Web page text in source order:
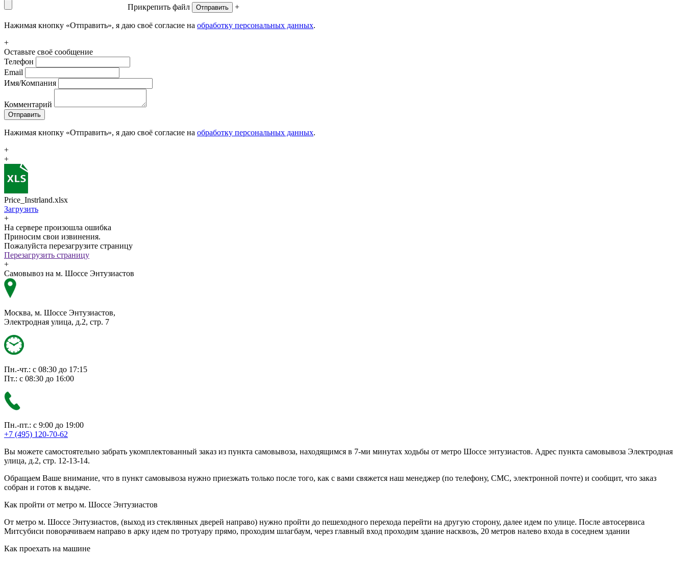
Прикрепить файл
Отправить +
Нажимая кнопку «Отправить», я даю своё согласие на обработку персональных данных.
+
Оставьте своё сообщение
Телефон
Email
Имя/Компания
Комментарий
Отправить
Нажимая кнопку «Отправить», я даю своё согласие на обработку персональных данных.
+
+
Price_Instrland.xlsx
Загрузить
+
На сервере произошла ошибка
Приносим свои извинения.
Пожалуйста перезагрузите страницу
Перезагрузить страницу
+
Самовывоз на м. Шоссе Энтузиастов
Москва, м. Шоссе Энтузиастов,
Электродная улица, д.2, стр. 7
Пн.-чт.: с 08:30 до 17:15
Пт.: с 08:30 до 16:00
Пн.-пт.: с 9:00 до 19:00
+7 (495) 120-70-62
Вы можете самостоятельно забрать укомплектованный заказ из пункта самовывоза, находящимся в 7-ми минутах ходьбы от метро Шоссе энтузиастов. Адрес пункта самовывоза Электродная
улица, д.2, стр. 12-13-14.
Обращаем Ваше внимание, что в пункт самовывоза нужно приезжать только после того, как с вами свяжется наш менеджер (по телефону, СМС, электронной почте) и сообщит, что заказ
собран и готов к выдаче.
Как пройти от метро м. Шоссе Энтузиастов
От метро м. Шоссе Энтузиастов, (выход из стеклянных дверей направо) нужно пройти до пешеходного перехода перейти на другую сторону, далее идем по улице. После автосервиса
Митсубиси поворачиваем направо в арку идем по тротуару прямо, проходим шлагбаум, через главный вход проходим здание насквозь, 20 метров налево входа в соседнем здании
Как проехать на машине